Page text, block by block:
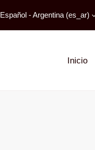
Español - Argentina ‎(es_ar)‎
Inicio